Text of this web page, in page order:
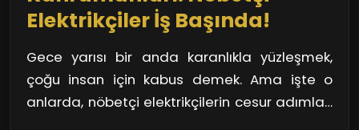
Elektrikçiler İş Başında!
Gece yarısı bir anda karanlıkla yüzleşmek,
çoğu insan için kabus demek. Ama işte o
anlarda, nöbetçi elektrikçilerin cesur adımları